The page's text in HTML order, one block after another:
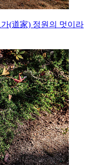
(道家) 정원의 멋이라